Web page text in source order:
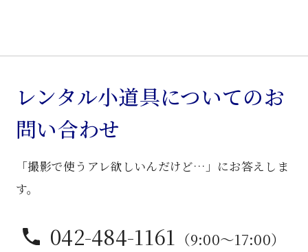
個
レンタル小道具についてのお
問い合わせ
「撮影で使うアレ欲しいんだけど…」にお答えしま
す。
042-484-1161 （9:00〜17:00）